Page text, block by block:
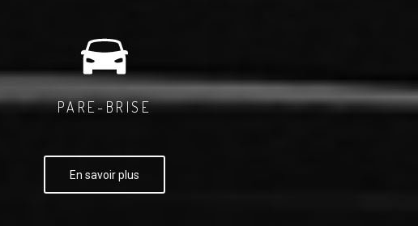
PARE-BRISE
En savoir plus